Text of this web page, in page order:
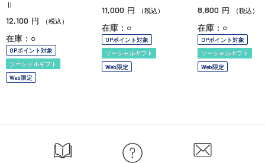
Ⅱ
12,100 円 （税込）
在庫：○
OPポイント対象
ソーシャルギフト
Web限定
11,000 円 （税込）
在庫：○
OPポイント対象
ソーシャルギフト
Web限定
8,800 円 （税込）
在庫：○
OPポイント対象
ソーシャルギフト
Web限定